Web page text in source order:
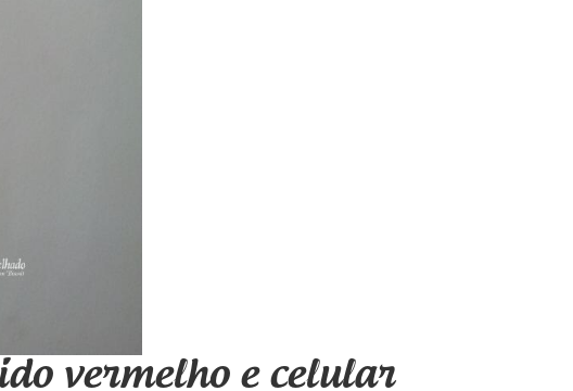
vermelho e celular